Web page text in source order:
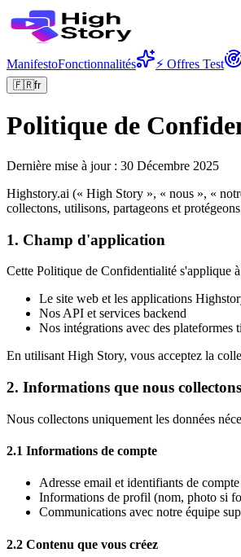
ManifestoFonctionnalités ⚡ Offres Test
🇫🇷fr
Politique de
Dernière mise à jour : 30 Décembre 2025
Highstory.ai (« High Story », « nous », «
collectons, utilisons, partageons et
1. Champ d'application
Cette Politique de Confidentialité s'applique
Le site web et les applications
Nos API et services backend
Nos intégrations avec des
En utilisant High Story, vous acceptez la
2. Informations que nous collectons
Nous collectons uniquement les données
2.1 Informations de compte
Adresse email et identifiants de compte
Informations de profil (nom, photo si
Communications avec notre équipe
2.2 Contenu que vous créez